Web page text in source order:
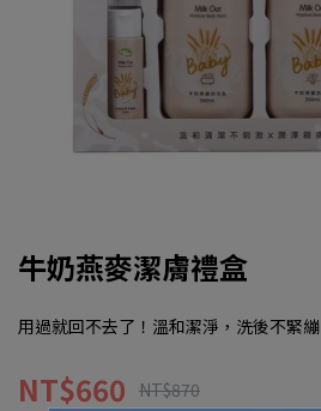
牛奶燕麥潔膚禮盒
用過就回不去了！溫和潔淨，洗後不緊繃
NT$660 NT$870